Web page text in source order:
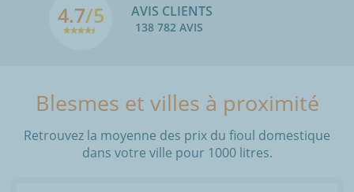
4.7/5 AVIS CLIENTS
138 782 AVIS
Blesmes et villes à proximité
Retrouvez la moyenne des prix du fioul domestique
dans votre ville pour 1000 litres.